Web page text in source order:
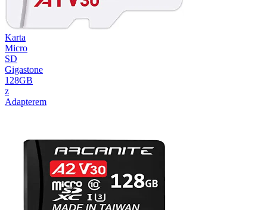
Karta
Micro
SD
Gigastone
128GB
z
Adapterem